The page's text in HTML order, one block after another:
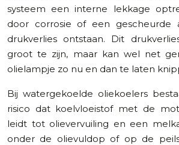
systeem een interne lekkage
door corrosie of een gescheurde
drukverlies ontstaan. Dit
groot te zijn, maar kan wel net
olielampje zo nu en dan te laten
Bij watergekoelde oliekoelers
risico dat koelvloeistof met de
leidt tot olievervuiling en een
onder de olievuldop of op de